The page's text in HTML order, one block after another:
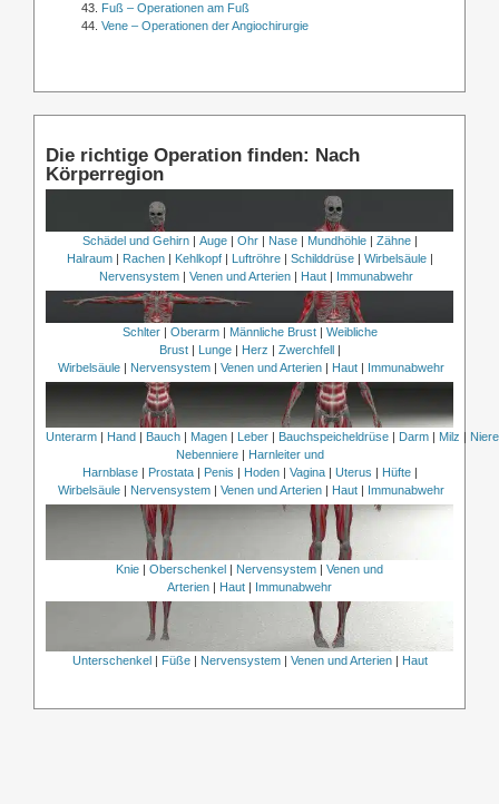
Fuß – Operationen am Fuß
Vene – Operationen der Angiochirurgie
Die richtige Operation finden: Nach
Körperregion
Schädel und Gehirn| Auge| Ohr| Nase| Mundhöhle| Zähne|
Halraum| Rachen| Kehlkopf| Luftröhre| Schilddrüse| Wirbelsäule|
Nervensystem | Venen und Arterien | Haut | Immunabwehr
Schlter| Oberarm| Männliche Brust| Weibliche
Brust| Lunge| Herz | Zwerchfell|
Wirbelsäule | Nervensystem | Venen und Arterien | Haut | Immunabwehr
Unterarm| Hand| Bauch| Magen| Leber| Bauchspeicheldrüse| Darm| Milz |
Nebenniere| Harnleiter und
Harnblase| Prostata| Penis | Hoden| Vagina| Uterus | Hüfte|
Wirbelsäule | Nervensystem | Venen und Arterien | Haut | Immunabwehr
Knie Oberschenkel Nervensystem
Venen und
Arterien
Haut Immunabwehr
Unterschenkel Füße| Nervensystem| Venen und Arterien| Haut